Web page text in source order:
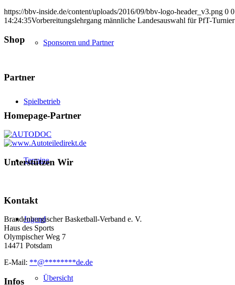
Sponsoren und Partner
Spielbetrieb
Termine
Jugend
Übersicht
https://bbv-inside.de/content/uploads/2016/09/bbv-logo-header_v3.png 0 0
14:24:35Vorbereitungslehrgang männliche Landesauswahl für PfT-Turnier
Shop
Partner
Homepage-Partner
Unterstützen Wir
Kontakt
Brandenburgischer Basketball-Verband e. V.
Haus des Sports
Olympischer Weg 7
14471 Potsdam
E-Mail: **@********de.de
Infos